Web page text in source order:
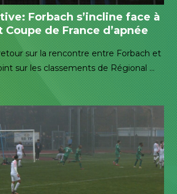
Forbach s’incline face à
Coupe de France d’apnée
sur la rencontre entre Forbach et
sur les classements de Régional …